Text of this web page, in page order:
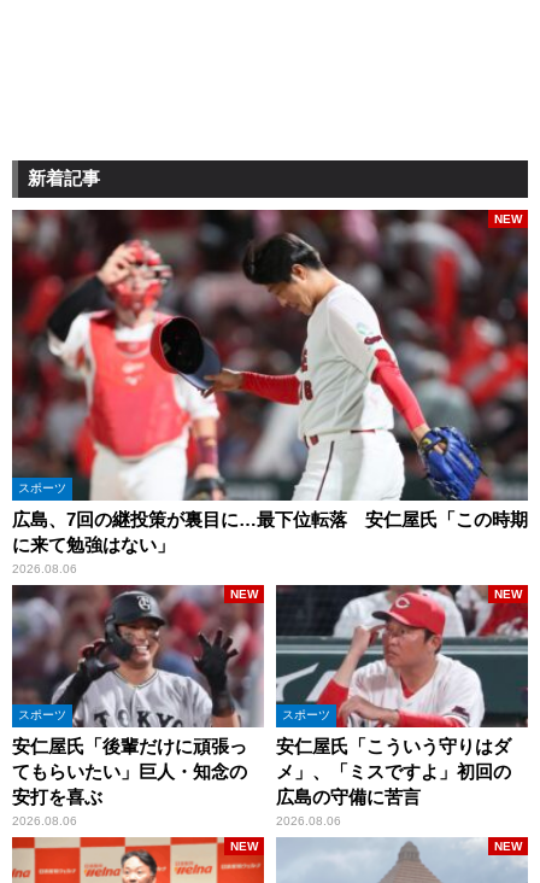
新着記事
スポーツ
広島、7回の継投策が裏目に…最下位転落 安仁屋氏「この時期
に来て勉強はない」
2026.08.06
NEW
スポーツ
安仁屋氏「後輩だけに頑張っ
てもらいたい」巨人・知念の
安打を喜ぶ
2026.08.06
NEW
スポーツ
安仁屋氏「こういう守りはダ
メ」、「ミスですよ」初回の
広島の守備に苦言
2026.08.06
NEW
NEW NEW